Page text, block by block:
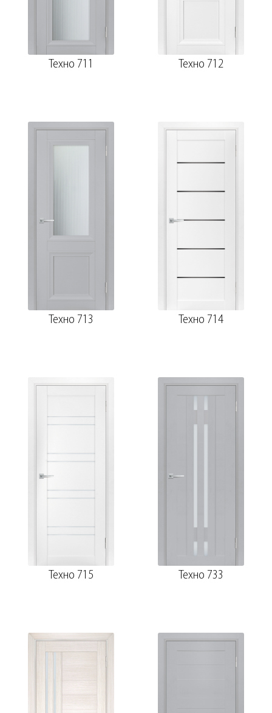
Техно 711 Техно 712
Техно 713 Техно 714
Техно 715 Техно 733